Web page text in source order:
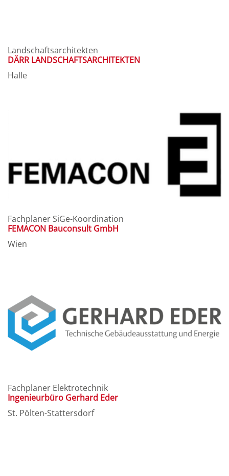
Landschaftsarchitekten
DÄRR LANDSCHAFTSARCHITEKTEN
Halle
Fachplaner SiGe-Koordination
FEMACON Bauconsult GmbH
Wien
Fachplaner Elektrotechnik
Ingenieurbüro Gerhard Eder
St. Pölten-Stattersdorf